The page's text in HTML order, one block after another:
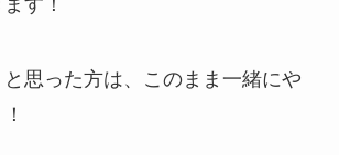
と思った方は、このまま一緒にや